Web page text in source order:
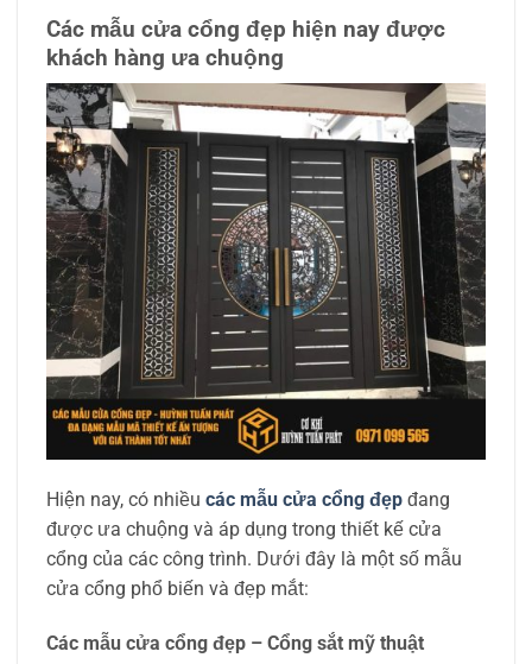
Các mẫu cửa cổng đẹp hiện nay được
khách hàng ưa chuộng
Hiện nay, có nhiều các mẫu cửa cổng đẹp đang
được ưa chuộng và áp dụng trong thiết kế cửa
cổng của các công trình. Dưới đây là một số mẫu
cửa cổng phổ biến và đẹp mắt:
Các mẫu cửa cổng đẹp – Cổng sắt mỹ thuật